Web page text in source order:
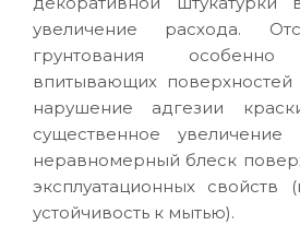
увеличение расхода.
грунтования
впитывающих поверхностей
нарушение адгезии
существенное увеличение
неравномерный блеск
эксплуатационных свойств
устойчивость к мытью).